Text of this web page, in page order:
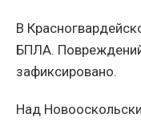
В
БПЛА.
зафиксировано.
Над